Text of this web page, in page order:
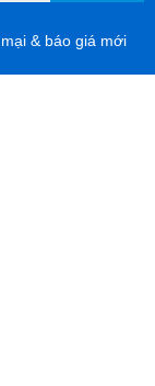
& báo giá mới